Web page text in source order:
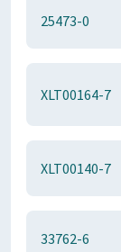
25473-0
XLT00164-7
XLT00140-7
33762-6